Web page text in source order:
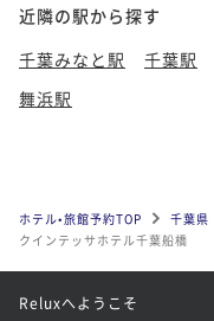
近隣の駅から探す
千葉みなと駅
千葉駅
舞浜駅
ホテル•旅館予約TOP 千葉県
クインテッサホテル千葉船橋
Reluxへようこそ